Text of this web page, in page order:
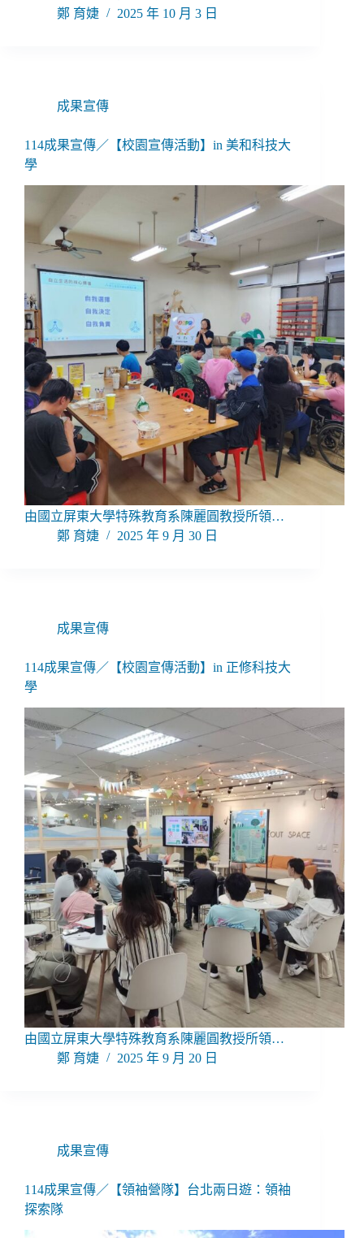
鄭 育婕
2025 年 10 月 3 日
成果宣傳
114成果宣傳／【校園宣傳活動】in 美和科技大
學
由國立屏東大學特殊教育系陳麗圓教授所領…
鄭 育婕
2025 年 9 月 30 日
成果宣傳
114成果宣傳／【校園宣傳活動】in 正修科技大
學
由國立屏東大學特殊教育系陳麗圓教授所領…
鄭 育婕
2025 年 9 月 20 日
成果宣傳
114成果宣傳／【領袖營隊】台北兩日遊：領袖
探索隊